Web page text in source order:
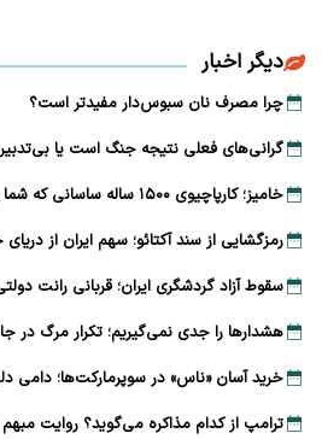
دیگر اخبار
چرا مصرف نان سبوس‌دار مفیدتر است؟
گرانی‌های فعلی نتیجه جنگ است یا
خامیز؛ کارپاچیوی ۱۵۰۰ ساله ساسانی که شما را غافلگیر می‌کند!
رمزگشایی از سند آکتائو؛ سهم ایران از
سقوط آزاد گردشگری ایران؛ قربانی رانت
هشدارها را جدی نمی‌گیریم؛ تکرار مرگ در
خرید آسان «ناس» در سوپرمارکت‌ها؛ دامی
ترامپ از کدام مذاکره می‌گوید؟ روایت